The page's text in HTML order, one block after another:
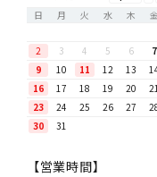
日
月 火 水 木 金
2
3 4 5 6 7
9
10 11 12 13
16
17 18 19 20
23
24 25 26 27
30
31
【営業時間】